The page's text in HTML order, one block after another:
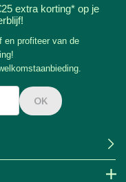
extra korting* op je
en profiteer van de
OK